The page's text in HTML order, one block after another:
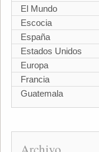
El Mundo
Escocia
España
Estados Unidos
Europa
Francia
Guatemala